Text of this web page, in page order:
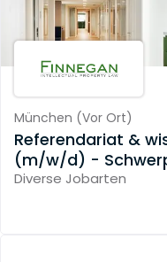
München (Vor Ort)
Referendariat &
(m/w/d) -
Diverse Jobarten